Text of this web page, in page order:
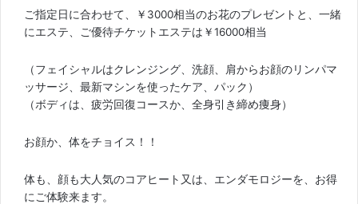
ご指定日に合わせて、￥3000相当のお花のプレゼントと、一緒
にエステ、ご優待チケットエステは￥16000相当
（フェイシャルはクレンジング、洗顔、肩からお顔のリンパマ
ッサージ、最新マシンを使ったケア、パック）
（ボディは、疲労回復コースか、全身引き締め痩身）
お顔か、体をチョイス！！
体も、顔も大人気のコアヒート又は、エンダモロジーを、お得
にご体験来ます。